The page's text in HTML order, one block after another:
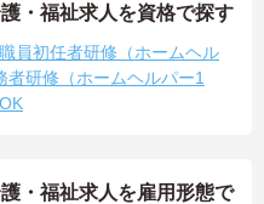
・福祉求人を資格で探す
員初任者研修（ホームヘル
者研修（ホームヘルパー1
・福祉求人を雇用形態で